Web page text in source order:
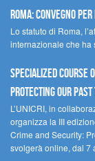
Roma: convegno
Lo statuto di Roma,
internazionale che ha
Specialized Course
Protecting our
L’UNICRI, in
organizza la III
Crime and Security:
svolgerà online, dal 7